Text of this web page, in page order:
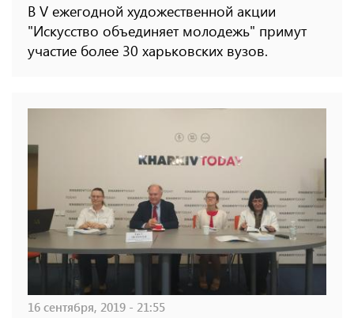
В V ежегодной художественной акции
"Искусство объединяет молодежь" примут
участие более 30 харьковских вузов.
16 сентября, 2019 - 21:55